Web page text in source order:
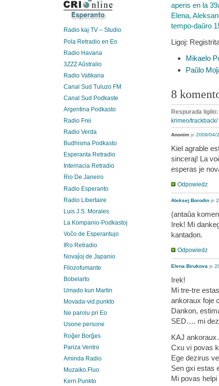
aperis en la
Elena,
tempo-daŭro
Ligoj:
Mikaelo
Paŭlo
8
Respurada ligilo:
krimeo/trackback/
Anonim je 2009/04/
Kiel agrable
sinceraj! La
esperas je
Odpowiedz
Aleksej Borodin je
(antaŭa
Irek! Mi
kantadon.
Odpowiedz
Elena Birukova je
Irek!
Mi tre-tre
ankoraux foje
Dankon,
SED…. mi
KAJ
Cxu vi povas
Ege dezirus
Sen gxi estas
Mi povas
Radio kaj TV – Studio
Pola Retradio en Eo
Radio Havana
3ZZZ Aŭstralio
Radio Vatikana
Canal Sud Tuluzo FM
Canal Sud Podkaste
Argentina Podkasto
Radio Frei
Radio Verda
Budhisma Podkasto
Esperanta Retradio
Internacia Retradio
Rio De Janeiro
Radio Esperanto
Radio Libertaire
Luis J.S. Morales
La Kompanio-Podkastoj
Voĉo de Esperantujo
IRo Retradio
Novaĵoj de Japanio
Filozofumante
Bobelarto
Umado kun Martin
Movada-vid.punkto
Ne parolu pri Eo
Usone persone
Roĝer Borĝes
Pariza Ventro
Aminda Radio
Muzaiko.Fluo
Kern.Punkto